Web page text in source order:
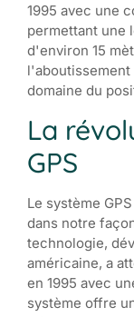
1995 avec une
permettant une
d'environ 15
domaine du
La
GPS
Le système
dans notre
technologie,
américaine, a
en 1995 avec
système offre